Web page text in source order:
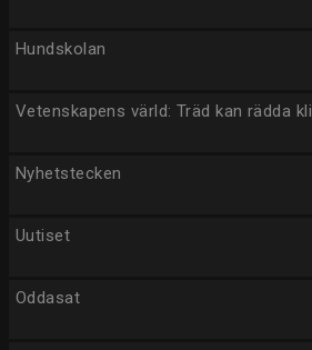
Hundskolan
Vetenskapens värld: Träd kan rädda
Nyhetstecken
Uutiset
Oddasat